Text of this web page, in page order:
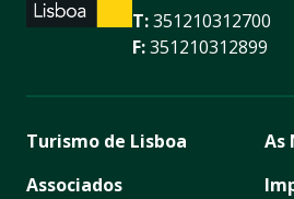
T:351210312700
F:351210312899
Turismo de Lisboa
Associados
As